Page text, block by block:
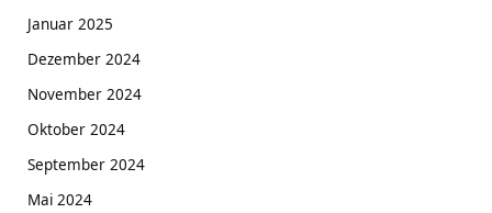
Januar 2025
Dezember 2024
November 2024
Oktober 2024
September 2024
Mai 2024